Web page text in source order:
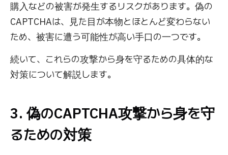
購入などの被害が発生するリスクがあります。偽の
CAPTCHAは、見た目が本物とほとんど変わらない
ため、被害に遭う可能性が高い手口の一つです。
続いて、これらの攻撃から身を守るための具体的な
対策について解説します。
3. 偽のCAPTCHA攻撃から身を守
るための対策